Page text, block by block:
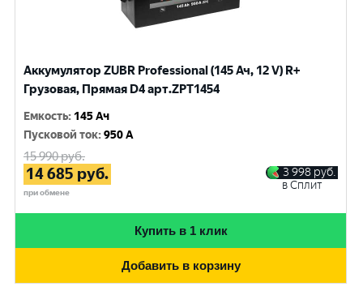
Аккумулятор ZUBR Professional (145 Ач, 12 V) R+
Грузовая, Прямая D4 арт.ZPT1454
Емкость: 145 Ач
Пусковой ток:950 A
15 990руб.
14 685 руб.
при обмене
3 998 руб.
в Сплит
Купить в 1 клик
Добавить в корзину